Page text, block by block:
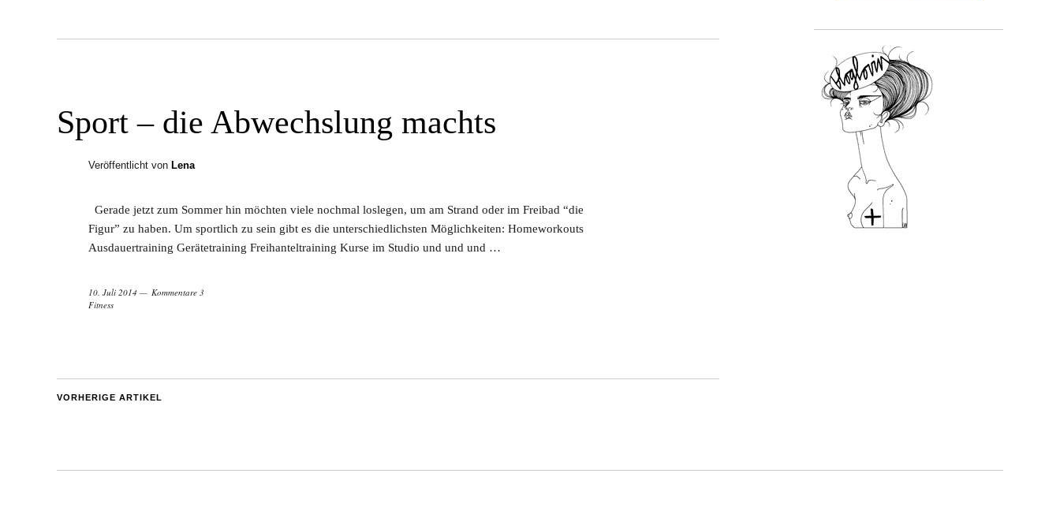
Sport – die Abwechslung machts
Veröffentlicht von Lena
Gerade jetzt zum Sommer hin möchten viele nochmal loslegen, um am Strand oder im Freibad “die
Figur” zu haben. Um sportlich zu sein gibt es die unterschiedlichsten Möglichkeiten: Homeworkouts
Ausdauertraining Gerätetraining Freihanteltraining Kurse im Studio und und und …
10. Juli 2014
Kommentare 3
Fitness
VORHERIGE ARTIKEL